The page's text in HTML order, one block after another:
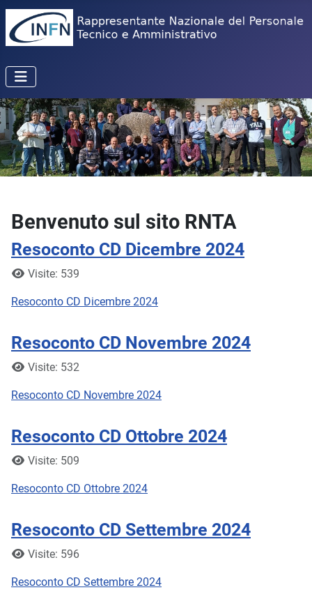
Benvenuto sul sito RNTA
Resoconto CD Dicembre 2024
Dettagli
Visite: 539
Resoconto CD Dicembre 2024
Resoconto CD Novembre 2024
Dettagli
Visite: 532
Resoconto CD Novembre 2024
Resoconto CD Ottobre 2024
Dettagli
Visite: 509
Resoconto CD Ottobre 2024
Resoconto CD Settembre 2024
Dettagli
Visite: 596
Resoconto CD Settembre 2024